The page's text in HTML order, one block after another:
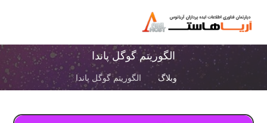
الگوریتم گوگل پاندا
وبلاگ الگوریتم گوگل پاندا